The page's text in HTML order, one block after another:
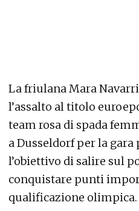
La friulana Mara
l’assalto al titolo
team rosa di spada
a Dusseldorf per la
l’obiettivo di salire sul
conquistare punti
qualificazione olimpica.